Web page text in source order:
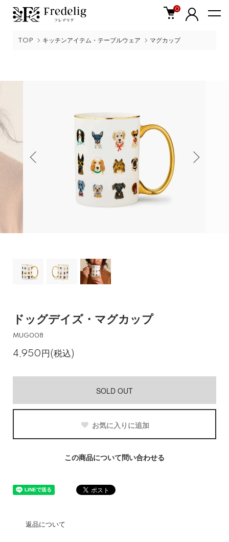
0
TOP キッチンアイテム・テーブルウェア マグカップ
ドッグデイズ・マグカップ
MUG008
4,950円(税込)
SOLD OUT
お気に入りに追加
この商品について問い合わせる
返品について